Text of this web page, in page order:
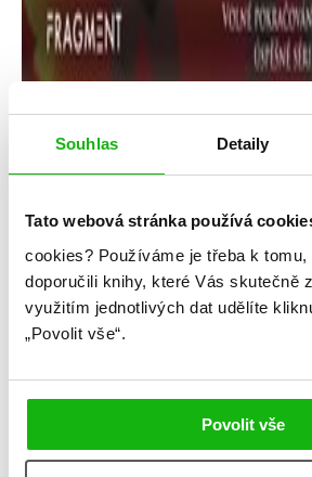
Souhlas Detaily
Tato webová stránka používá
cookies? Používáme je třeba k tomu,
doporučili knihy, které Vás skutečně
využitím jednotlivých dat udělíte
„Povolit vše“.
Povolit vše
Kategorie: middle
Série: Bohové
Bohové Olympu – Hádův
Rick Riordan